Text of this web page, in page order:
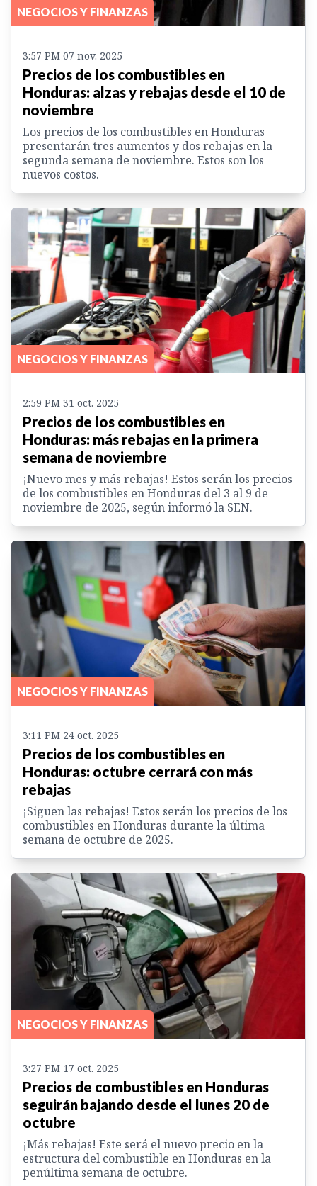
NEGOCIOS Y FINANZAS
3:57 PM 07 nov. 2025
Precios de los combustibles en
Honduras: alzas y rebajas desde el 10 de
noviembre
Los precios de los combustibles en Honduras
presentarán tres aumentos y dos rebajas en la
segunda semana de noviembre. Estos son los
nuevos costos.
NEGOCIOS Y FINANZAS
2:59 PM 31 oct. 2025
Precios de los combustibles en
Honduras: más rebajas en la primera
semana de noviembre
¡Nuevo mes y más rebajas! Estos serán los precios
de los combustibles en Honduras del 3 al 9 de
noviembre de 2025, según informó la SEN.
NEGOCIOS Y FINANZAS
3:11 PM 24 oct. 2025
Precios de los combustibles en
Honduras: octubre cerrará con más
rebajas
¡Siguen las rebajas! Estos serán los precios de los
combustibles en Honduras durante la última
semana de octubre de 2025.
NEGOCIOS Y FINANZAS
3:27 PM 17 oct. 2025
Precios de combustibles en Honduras
seguirán bajando desde el lunes 20 de
octubre
¡Más rebajas! Este será el nuevo precio en la
estructura del combustible en Honduras en la
penúltima semana de octubre.